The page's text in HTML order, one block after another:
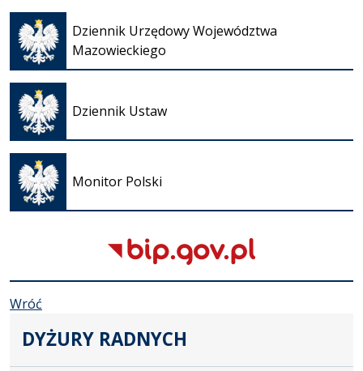
Dziennik Urzędowy Województwa
Mazowieckiego
Otwiera
się w
nowej
karcie
Dziennik Ustaw
Otwiera
się w
nowej
karcie
Monitor Polski
Otwiera
się w
nowej
karcie
Wróć
DYŻURY RADNYCH